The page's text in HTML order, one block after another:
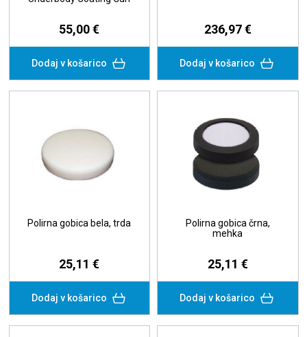
55,00 €
Dodaj v košarico
236,97 €
Dodaj v košarico
Polirna gobica bela, trda
25,11 €
Dodaj v košarico
Polirna gobica črna,
mehka
25,11 €
Dodaj v košarico